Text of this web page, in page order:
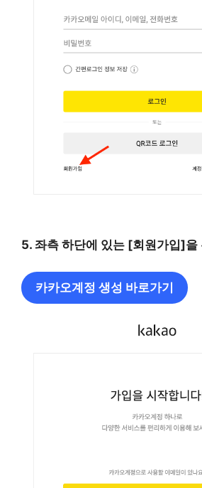
5. 좌측 하단에 있는 [회원가입]을
카카오계정 생성 바로가기